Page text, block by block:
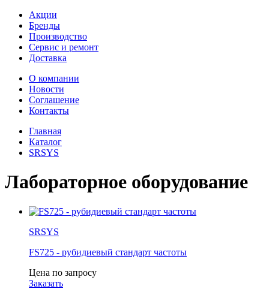
Акции
Бренды
Производство
Сервис и ремонт
Доставка
О компании
Новости
Соглашение
Контакты
Главная
Каталог
SRSYS
Лабораторное оборудование
SRSYS
FS725 - рубидиевый стандарт частоты
Цена по запросу
Заказать